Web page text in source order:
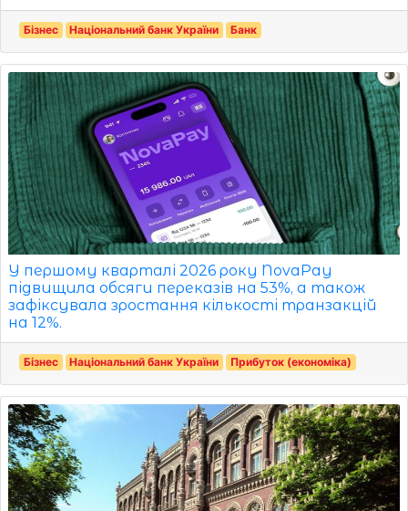
Бізнес Національний банк України Банк
У першому кварталі 2026 року NovaPay
підвищила обсяги переказів на 53%, а також
зафіксувала зростання кількості транзакцій
на 12%.
Бізнес Національний банк України Прибуток (економіка)